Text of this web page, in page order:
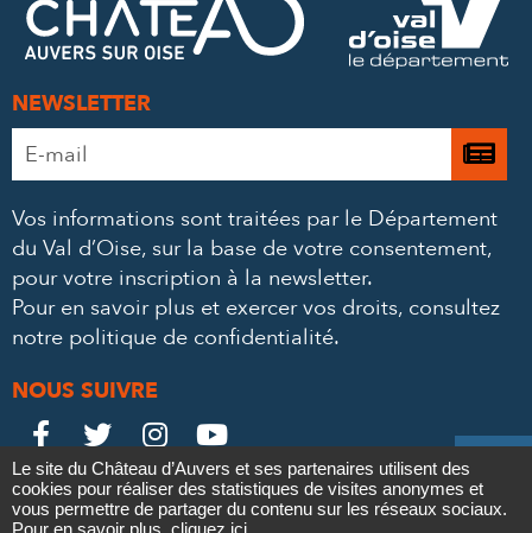
Contact
MAIL
NEWSLETTER
Adresse
e-
*
Je
à
Vos informations sont traitées par le Département
du Val d’Oise, sur la base de votre consentement,
pour votre inscription à la newsletter.
Pour en savoir plus et exercer vos droits, consultez
notre politique de confidentialité.
NOUS SUIVRE
Le
Château

Le
Château

Le
Château

Le
Château

Mentions légales Politique de confidentialité
Crédits
Partenaires & Mécènes
Recrutement
Le site du Château d’Auvers et ses partenaires utilisent des
cookies pour réaliser des statistiques de visites anonymes et
vous permettre de partager du contenu sur les réseaux sociaux.
Pour en savoir plus, cliquez ici